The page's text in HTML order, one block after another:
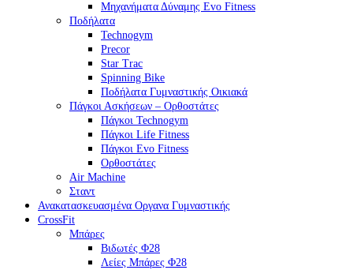
Μηχανήματα Δύναμης Evo Fitness
Ποδήλατα
Technogym
Precor
Star Trac
Spinning Bike
Ποδήλατα Γυμναστικής Οικιακά
Πάγκοι Ασκήσεων – Ορθοστάτες
Πάγκοι Technogym
Πάγκοι Life Fitness
Πάγκοι Evo Fitness
Ορθοστάτες
Air Machine
Σταντ
Ανακατασκευασμένα Οργανα Γυμναστικής
CrossFit
Μπάρες
Βιδωτές Φ28
Λείες Μπάρες Φ28